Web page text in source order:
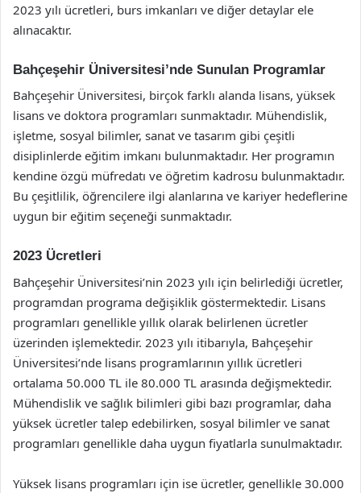
2023 yılı ücretleri, burs imkanları ve diğer detaylar ele
alınacaktır.
Bahçeşehir Üniversitesi’nde Sunulan Programlar
Bahçeşehir Üniversitesi, birçok farklı alanda lisans, yüksek
lisans ve doktora programları sunmaktadır. Mühendislik,
işletme, sosyal bilimler, sanat ve tasarım gibi çeşitli
disiplinlerde eğitim imkanı bulunmaktadır. Her programın
kendine özgü müfredatı ve öğretim kadrosu bulunmaktadır.
Bu çeşitlilik, öğrencilere ilgi alanlarına ve kariyer hedeflerine
uygun bir eğitim seçeneği sunmaktadır.
2023 Ücretleri
Bahçeşehir Üniversitesi’nin 2023 yılı için belirlediği ücretler,
programdan programa değişiklik göstermektedir. Lisans
programları genellikle yıllık olarak belirlenen ücretler
üzerinden işlemektedir. 2023 yılı itibarıyla, Bahçeşehir
Üniversitesi’nde lisans programlarının yıllık ücretleri
ortalama 50.000 TL ile 80.000 TL arasında değişmektedir.
Mühendislik ve sağlık bilimleri gibi bazı programlar, daha
yüksek ücretler talep edebilirken, sosyal bilimler ve sanat
programları genellikle daha uygun fiyatlarla sunulmaktadır.
Yüksek lisans programları için ise ücretler, genellikle 30.000